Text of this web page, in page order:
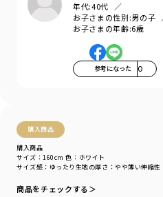
年代:40代
お子さまの性別:男の子
お子さまの年齢:6歳
参考になった 0
購入商品
購入商品
サイズ感 ：ゆったり 生地の厚さ ：やや薄い伸縮性
サイズ：160cm 色：ホワイト
商品をチェックする＞
ホワイト→ホワイト
ハイビスカス→ピンク
アーバンネイビー→ネイビーブルー
／THE NORTH FACE
性別タイプ
商品番号